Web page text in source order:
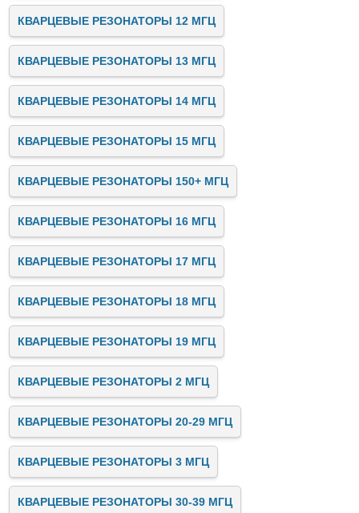
КВАРЦЕВЫЕ РЕЗОНАТОРЫ 12 МГЦ
КВАРЦЕВЫЕ РЕЗОНАТОРЫ 13 МГЦ
КВАРЦЕВЫЕ РЕЗОНАТОРЫ 14 МГЦ
КВАРЦЕВЫЕ РЕЗОНАТОРЫ 15 МГЦ
КВАРЦЕВЫЕ РЕЗОНАТОРЫ 150+ МГЦ
КВАРЦЕВЫЕ РЕЗОНАТОРЫ 16 МГЦ
КВАРЦЕВЫЕ РЕЗОНАТОРЫ 17 МГЦ
КВАРЦЕВЫЕ РЕЗОНАТОРЫ 18 МГЦ
КВАРЦЕВЫЕ РЕЗОНАТОРЫ 19 МГЦ
КВАРЦЕВЫЕ РЕЗОНАТОРЫ 2 МГЦ
КВАРЦЕВЫЕ РЕЗОНАТОРЫ 20-29 МГЦ
КВАРЦЕВЫЕ РЕЗОНАТОРЫ 3 МГЦ
КВАРЦЕВЫЕ РЕЗОНАТОРЫ 30-39 МГЦ